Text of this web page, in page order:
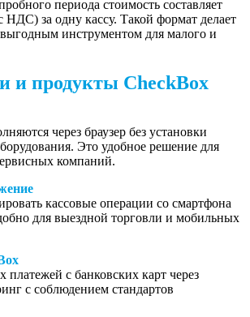
периода стоимость составляет
НДС) за одну кассу. Такой формат делает
инструментом для малого и
и продукты CheckBox
через браузер без установки
Это удобное решение для
компаний.
кассовые операции со смартфона
для выездной торговли и мобильных
с банковских карт через
с соблюдением стандартов